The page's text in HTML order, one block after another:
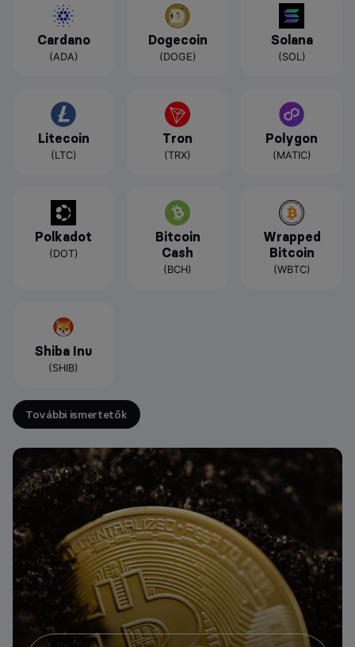
Cardano
(ADA)
Dogecoin
(DOGE)
Solana
(SOL)
Litecoin
(LTC)
Tron
(TRX)
Polygon
(MATIC)
Polkadot
(DOT)
Bitcoin
Cash
(BCH)
Wrapped
Bitcoin
(WBTC)
Shiba Inu
(SHIB)
További ismertetők